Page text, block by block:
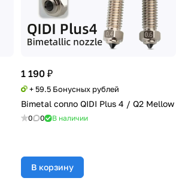
1 190 ₽
+ 59.5 Бонусных рублей
Bimetal сопло QIDI Plus 4 / Q2 Mellow
0 0 В наличии
В корзину